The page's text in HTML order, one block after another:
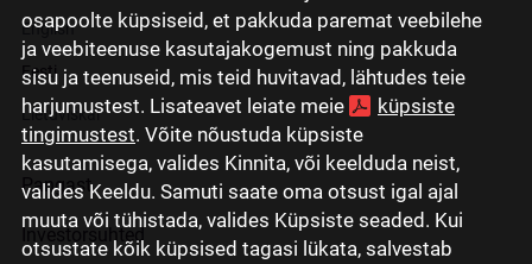
osapoolte küpsiseid, et pakkuda paremat veebilehe
ja veebiteenuse kasutajakogemust ning pakkuda
sisu ja teenuseid, mis teid huvitavad, lähtudes teie
harjumustest. Lisateavet leiate meie
küpsiste
tingimustest. Võite nõustuda küpsiste
kasutamisega, valides Kinnita, või keelduda neist,
valides Keeldu. Samuti saate oma otsust igal ajal
muuta või tühistada, valides Küpsiste seaded. Kui
otsustate kõik küpsised tagasi lükata, salvestab
English
Eesti
Lietuviškai
Pangast
Investorsuhted